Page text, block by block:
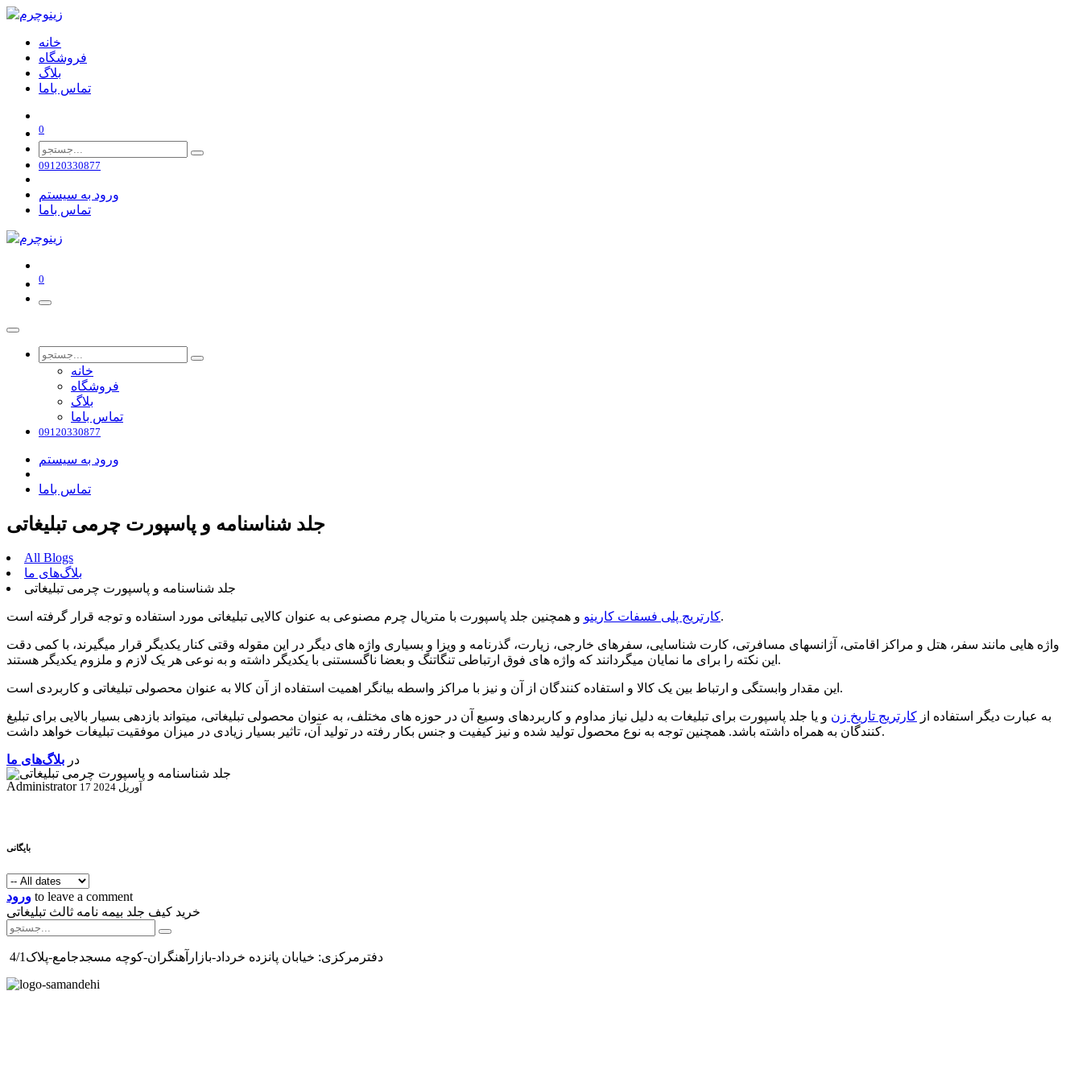
خانه
فروشگاه
بلاگ
تماس باما
0
09120330877
ورود به سیستم
تماس باما
0
خانه
فروشگاه
بلاگ
تماس باما
09120330877
ورود به سیستم
تماس باما
جلد شناسنامه و پاسپورت چرمی تبلیغاتی
All Blogs
بلاگ‌های ما
جلد شناسنامه و پاسپورت چرمی تبلیغاتی
کارتریج پلی فسفات کارینوو همچنین جلد پاسپورت با متریال چرم مصنوعی به عنوان کالایی تبلیغاتی مورد استفاده و توجه قرار گرفته است.
واژه هایی مانند سفر، هتل و مراکز اقامتی، آژانسهای مسافرتی، کارت شناسایی، سفرهای خارجی، زیارت، گذرنامه و ویزا و بسیاری واژه های دیگر در این مقوله وقتی کنار یکدیگر قرار میگیرند، با کمی دقت
این نکته را برای ما نمایان میگردانند که واژه های فوق ارتباطی تنگاتنگ و بعضا ناگسستنی با یکدیگر داشته و به نوعی هر یک لازم و ملزوم یکدیگر هستند.
این مقدار وابستگی و ارتباط بین یک کالا و استفاده کنندگان از آن و نیز با مراکز واسطه بیانگر اهمیت استفاده از آن کالا به عنوان محصولی تبلیغاتی و کاربردی است.
به عبارت دیگر استفاده از کارتریج تاریخ زن و یا جلد پاسپورت برای تبلیغات به دلیل نیاز مداوم و کاربردهای وسیع آن در حوزه های مختلف، به عنوان محصولی تبلیغاتی، میتواند بازدهی بسیار بالایی برای تبلیغ
کنندگان به همراه داشته باشد. همچنین توجه به نوع محصول تولید شده و نیز کیفیت و جنس بکار رفته در تولید آن، تاثیر بسیار زیادی در میزان موفقیت تبلیغات خواهد داشت.
در بلاگ‌های ما
Administrator
17 آوریل 2024
بایگانی
ورود to leave a comment
خرید کیف جلد بیمه نامه ثالث تبلیغاتی
دفترمرکزی: خیابان پانزده خرداد-بازارآهنگران-کوچه مسجدجامع-پلاک4/1